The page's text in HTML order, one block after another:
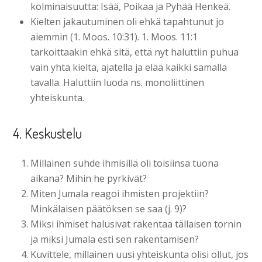
kolminaisuutta: Isää, Poikaa ja Pyhää Henkeä.
Kielten jakautuminen oli ehkä tapahtunut jo
aiemmin (1. Moos. 10:31). 1. Moos. 11:1
tarkoittaakin ehkä sitä, että nyt haluttiin puhua
vain yhtä kieltä, ajatella ja elää kaikki samalla
tavalla. Haluttiin luoda ns. monoliittinen
yhteiskunta.
4. Keskustelu
Millainen suhde ihmisillä oli toisiinsa tuona
aikana? Mihin he pyrkivät?
Miten Jumala reagoi ihmisten projektiin?
Minkälaisen päätöksen se saa (j. 9)?
Miksi ihmiset halusivat rakentaa tällaisen tornin
ja miksi Jumala esti sen rakentamisen?
Kuvittele, millainen uusi yhteiskunta olisi ollut, jos